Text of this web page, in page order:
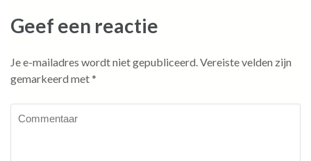
Geef een reactie
Je e-mailadres wordt niet gepubliceerd.Vereiste velden zijn
gemarkeerd met*